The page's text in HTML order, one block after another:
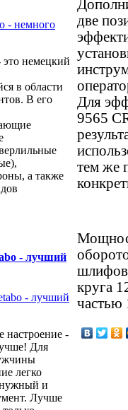
немецкий
в области
В его
а также
- лучший
настроение -
Для
легко
нужный и
Лучше
две
Для
9565
тем же
круга
частью